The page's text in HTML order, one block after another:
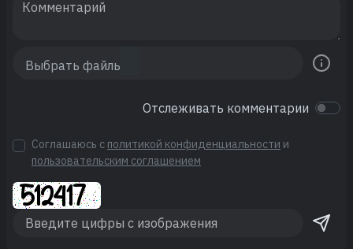
Отслеживать комментарии
Соглашаюсь с политикой конфиденциальности и
пользовательским соглашением